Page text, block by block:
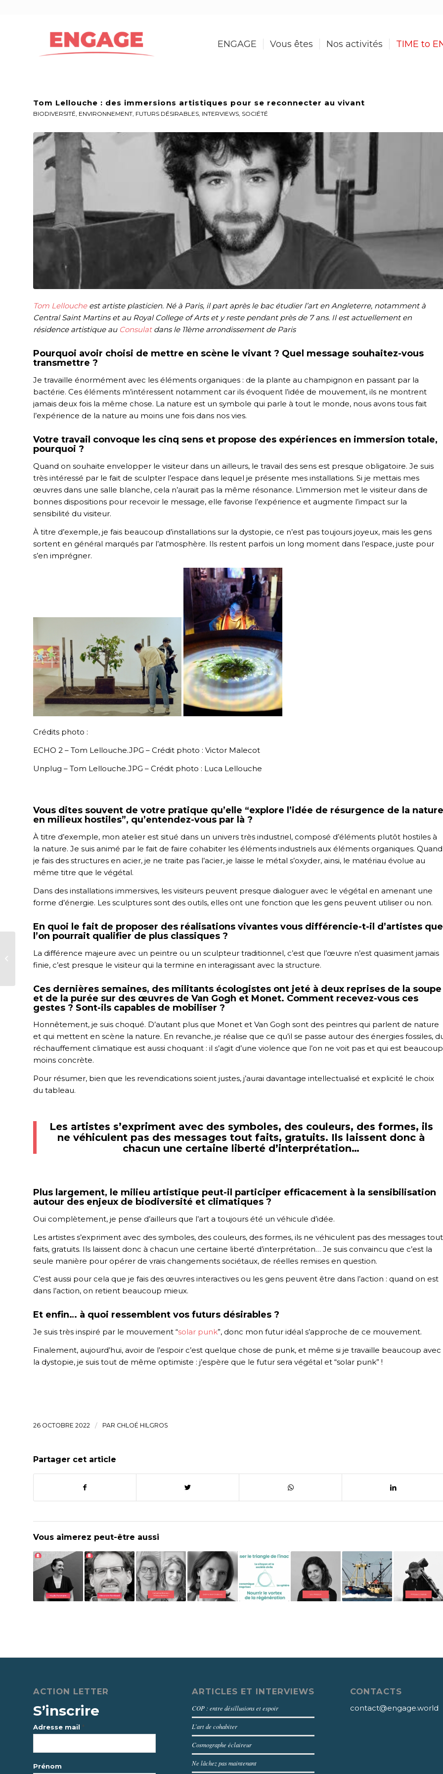
ENGAGE Vous êtes Nos activités TIME to
Tom Lellouche : des immersions artistiques pour se reconnecter au vivant
BIODIVERSITÉ, ENVIRONNEMENT, FUTURS DÉSIRABLES, INTERVIEWS, SOCIÉTÉ
Tom Lelloucheest artiste plasticien. Né à Paris, il part après le bac étudier l’art en Angleterre, notamment à
Central Saint Martins et au Royal College of Arts et y reste pendant près de 7 ans. Il est actuellement en
résidence artistique au Consulatdans le 11ème arrondissement de Paris
Pourquoi avoir choisi de mettre en scène le vivant ? Quel message souhaitez-vous
transmettre ?
Je travaille énormément avec les éléments organiques : de la plante au champignon en passant par la
bactérie. Ces éléments m’intéressent notamment car ils évoquent l’idée de mouvement, ils ne montrent
jamais deux fois la même chose. La nature est un symbole qui parle à tout le monde, nous avons tous fait
l’expérience de la nature au moins une fois dans nos vies.
Votre travail convoque les cinq sens et propose des expériences en immersion totale,
pourquoi ?
Quand on souhaite envelopper le visiteur dans un ailleurs, le travail des sens est presque obligatoire. Je suis
très intéressé par le fait de sculpter l’espace dans lequel je présente mes installations. Si je mettais mes
œuvres dans une salle blanche, cela n’aurait pas la même résonance. L’immersion met le visiteur dans de
bonnes dispositions pour recevoir le message, elle favorise l’expérience et augmente l’impact sur la
sensibilité du visiteur.
À titre d’exemple, je fais beaucoup d’installations sur la dystopie, ce n’est pas toujours joyeux, mais les gens
sortent en général marqués par l’atmosphère. Ils restent parfois un long moment dans l’espace, juste pour
s’en imprégner.
Crédits photo :
ECHO 2 – Tom Lellouche.JPG – Crédit photo : Victor Malecot
Unplug – Tom Lellouche.JPG – Crédit photo : Luca Lellouche
Vous dites souvent de votre pratique qu’elle “explore l’idée de résurgence de la nature
en milieux hostiles”, qu’entendez-vous par là ?
À titre d’exemple, mon atelier est situé dans un univers très industriel, composé d’éléments plutôt hostiles à
la nature. Je suis animé par le fait de faire cohabiter les éléments industriels aux éléments organiques. Quand
je fais des structures en acier, je ne traite pas l’acier, je laisse le métal s’oxyder, ainsi, le matériau évolue au
même titre que le végétal.
Dans des installations immersives, les visiteurs peuvent presque dialoguer avec le végétal en amenant une
forme d’énergie. Les sculptures sont des outils, elles ont une fonction que les gens peuvent utiliser ou non.
En quoi le fait de proposer des réalisations vivantes vous différencie-t-il d’artistes que
l’on pourrait qualifier de plus classiques ?
La différence majeure avec un peintre ou un sculpteur traditionnel, c’est que l’œuvre n’est quasiment jamais
finie, c’est presque le visiteur qui la termine en interagissant avec la structure.
Ces dernières semaines, des militants écologistes ont jeté à deux reprises de la soupe
et de la purée sur des œuvres de Van Gogh et Monet. Comment recevez-vous ces
gestes ? Sont-ils capables de mobiliser ?
Honnêtement, je suis choqué. D’autant plus que Monet et Van Gogh sont des peintres qui parlent de nature
et qui mettent en scène la nature. En revanche, je réalise que ce qu’il se passe autour des énergies fossiles,
réchauffement climatique est aussi choquant : il s’agit d’une violence que l’on ne voit pas et qui est beaucoup
moins concrète.
Pour résumer, bien que les revendications soient justes, j’aurai davantage intellectualisé et explicité le choix
du tableau.
Les artistes s’expriment avec des symboles, des couleurs, des formes, ils
ne véhiculent pas des messages tout faits, gratuits. Ils laissent donc à
chacun une certaine liberté d’interprétation…
Plus largement, le milieu artistique peut-il participer efficacement à la sensibilisation
autour des enjeux de biodiversité et climatiques ?
Oui complètement, je pense d’ailleurs que l’art a toujours été un véhicule d’idée.
Les artistes s’expriment avec des symboles, des couleurs, des formes, ils ne véhiculent pas des messages tout
faits, gratuits. Ils laissent donc à chacun une certaine liberté d’interprétation… Je suis convaincu que c’est la
seule manière pour opérer de vrais changements sociétaux, de réelles remises en question.
C’est aussi pour cela que je fais des œuvres interactives ou les gens peuvent être dans l’action : quand on est
dans l’action, on retient beaucoup mieux.
Et enfin… à quoi ressemblent vos futurs désirables ?
Je suis très inspiré par le mouvement “solar punk”, donc mon futur idéal s’approche de ce mouvement.
Finalement, aujourd’hui, avoir de l’espoir c’est quelque chose de punk, et même si je travaille beaucoup avec
la dystopie, je suis tout de même optimiste : j’espère que le futur sera végétal et “solar punk” !
26 OCTOBRE 2022 / PAR CHLOÉ HILGROS
Partager cet article
Vous aimerez peut-être aussi
ACTION LETTER
S’inscrire
Adresse mail *
Prénom
ARTICLES ET INTERVIEWS
COP : entre désillusions et espoir
L’art de cohabiter
Cosmographe éclaireur
Ne lâchez pas maintenant
CONTACTS
contact@engage.world
de l’écosystème
biodiversité